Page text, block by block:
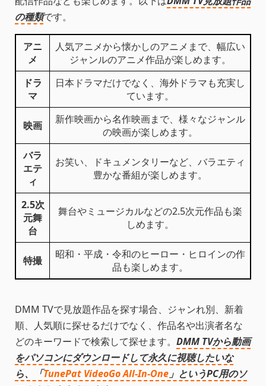
の種類です。
アニ
メ
人気アニメから懐かしのアニメまで、幅広い
ジャンルのアニメ作品が楽しめます。
ドラ
マ
日本ドラマだけでなく、海外ドラマも充実し
ています。
映画
新作映画から名作映画まで、様々なジャンル
の映画が楽しめます。
バラ
エテ
ィ
お笑い、ドキュメンタリーなど、バラエティ
豊かな番組が楽しめます。
2.5次
元舞
台
舞台やミュージカルなどの2.5次元作品も楽
しめます。
特撮
昭和・平成・令和のヒーロー・ヒロインの作
品も楽しめます。
DMM TVで見放題作品を探す場合、ジャンれ別、新着
順、人気順に探せるだけでなく、作品名や出演者名な
どのキーワードで検索して探せます。 DMM TVから動画
をパソコンにダウンロードして永久に視聴したいな
ら、「TunePat VideoGo All-In-One 」というPC用のソ